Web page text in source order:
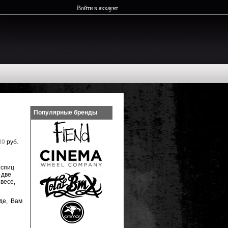
Войти в аккаунт
руб.
Вам
Популярные бренды